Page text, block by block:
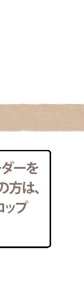
よい鍼灸治療で